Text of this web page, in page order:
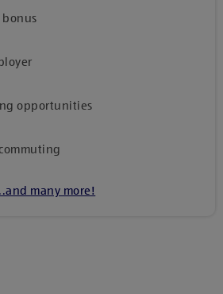
bonus
opportunities
many more!
használatához.